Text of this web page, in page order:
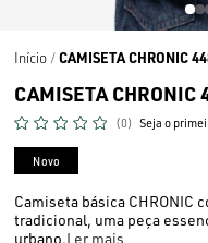
Início CAMISETA CHRONIC
CAMISETA CHRONIC
(0) Seja o
Novo
Camiseta básica CHRONIC
tradicional, uma peça
urbano.Ler mais